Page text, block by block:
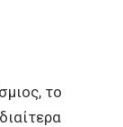
το